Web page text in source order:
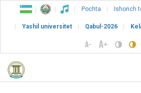
Pochta Ishonch
Yashil universitet Qabul-2026